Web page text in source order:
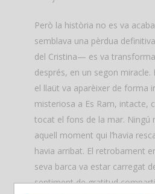
Però la història no es va
semblava una pèrdua
del Cristina— es va
després, en un segon miracle.
el llaüt va aparèixer de forma
misteriosa a Es Ram, intacte,
tocat el fons de la mar. Ningú
aquell moment qui l’havia
havia arribat. El retrobament
seva barca va estar carregat
sentiment de gratitud